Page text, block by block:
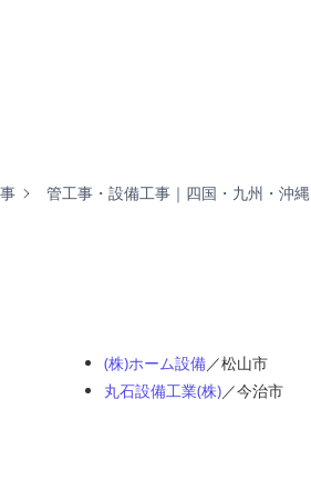
管工事・設備工事｜四国・九州・沖縄
(株)ホーム設備／松山市
丸石設備工業(株)／今治市